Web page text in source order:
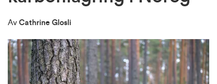
Av Cathrine Glosli